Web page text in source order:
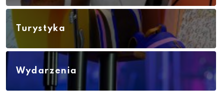
Turystyka
Wydarzenia